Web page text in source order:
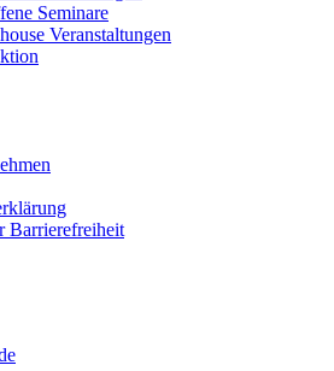
Seminare
Veranstaltungen
Barrierefreiheit